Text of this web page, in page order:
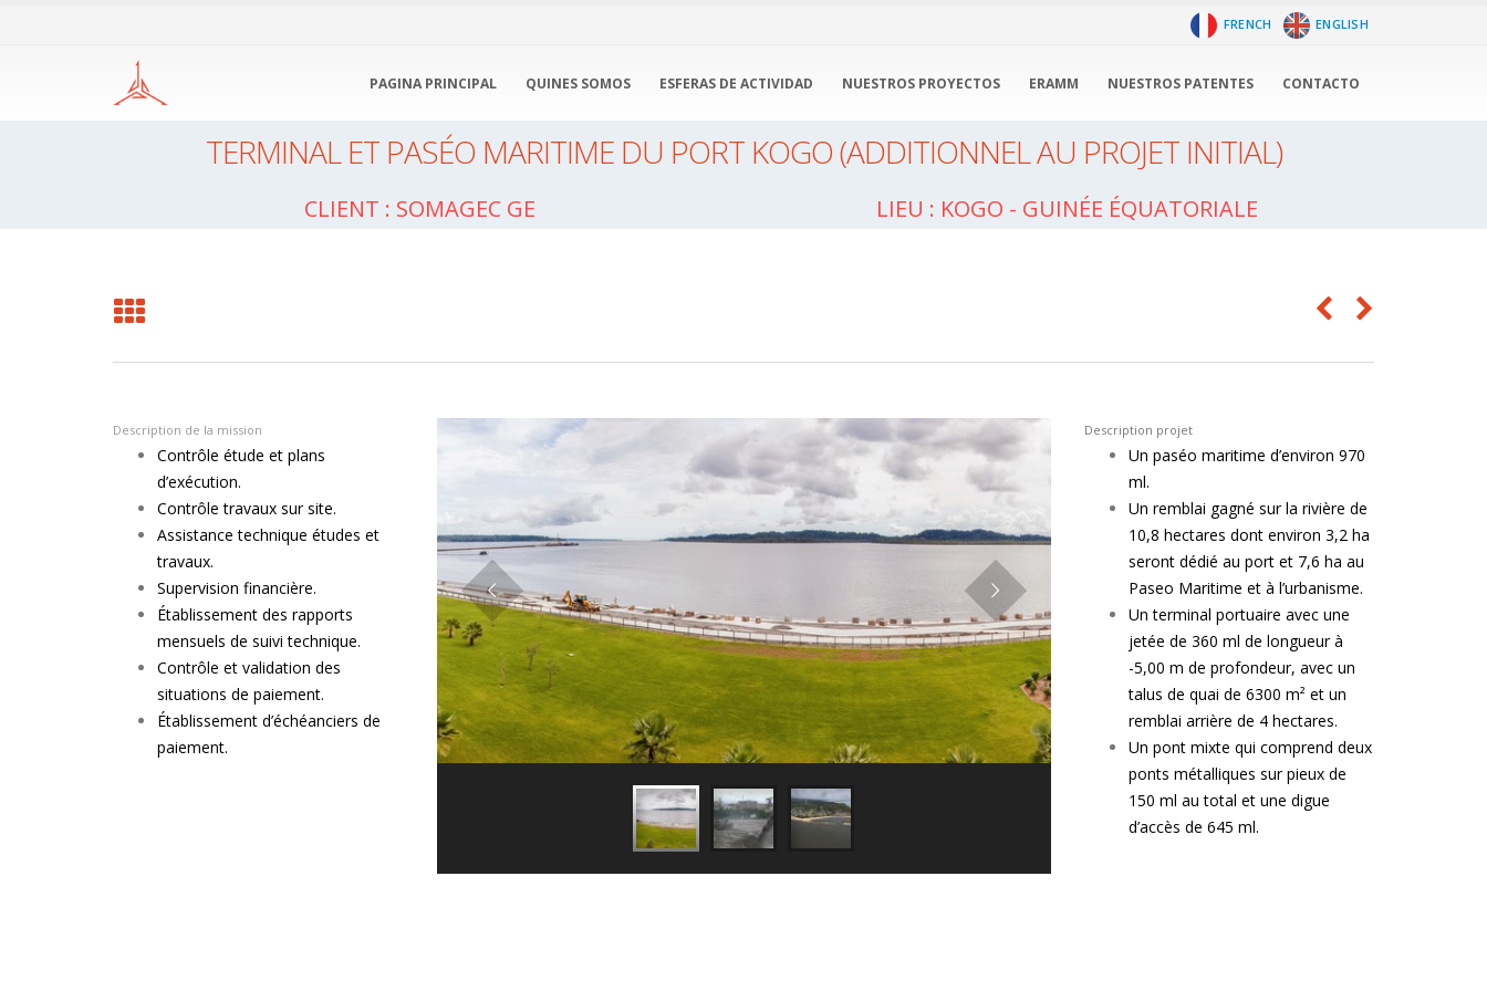
FRENCH ENGLISH
PAGINA PRINCIPAL QUINES SOMOS ESFERAS DE ACTIVIDAD NUESTROS PROYECTOS ERAMM NUESTROS PATENTES CONTACTO
TERMINAL ET PASÉO MARITIME DU PORT KOGO (ADDITIONNEL AU PROJET INITIAL)
Client : SOMAGEC GE
Lieu : Kogo - GUINÉE ÉQUATORIALE
Description de la mission
Contrôle étude et plans
d’exécution.
Contrôle travaux sur site.
Assistance technique études et
travaux.
Supervision financière.
Établissement des rapports
mensuels de suivi technique.
Contrôle et validation des
situations de paiement.
Établissement d’échéanciers de
paiement.
Description projet
Un paséo maritime d’environ 970
ml.
Un remblai gagné sur la rivière de
10,8 hectares dont environ 3,2 ha
seront dédié au port et 7,6 ha au
Paseo Maritime et à l’urbanisme.
Un terminal portuaire avec une
jetée de 360 ml de longueur à
-5,00 m de profondeur, avec un
talus de quai de 6300 m² et un
remblai arrière de 4 hectares.
Un pont mixte qui comprend deux
ponts métalliques sur pieux de
150 ml au total et une digue
d’accès de 645 ml.